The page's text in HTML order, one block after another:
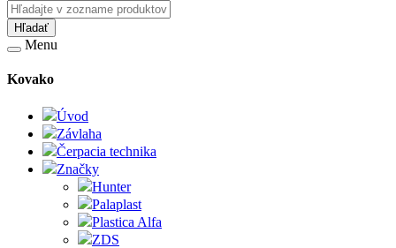
Hľadať
Menu
Kovako
Úvod
Závlaha
Čerpacia technika
Značky
Hunter
Palaplast
Plastica Alfa
ZDS